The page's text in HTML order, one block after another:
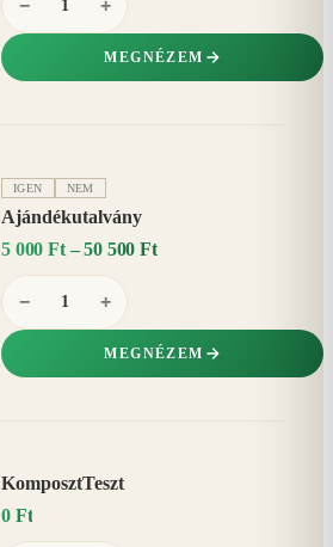
− +
MEGNÉZEM
IGEN NEM
Ajándékutalvány
5 000 Ft – 50 500 Ft
− +
MEGNÉZEM
KomposztTeszt
0 Ft